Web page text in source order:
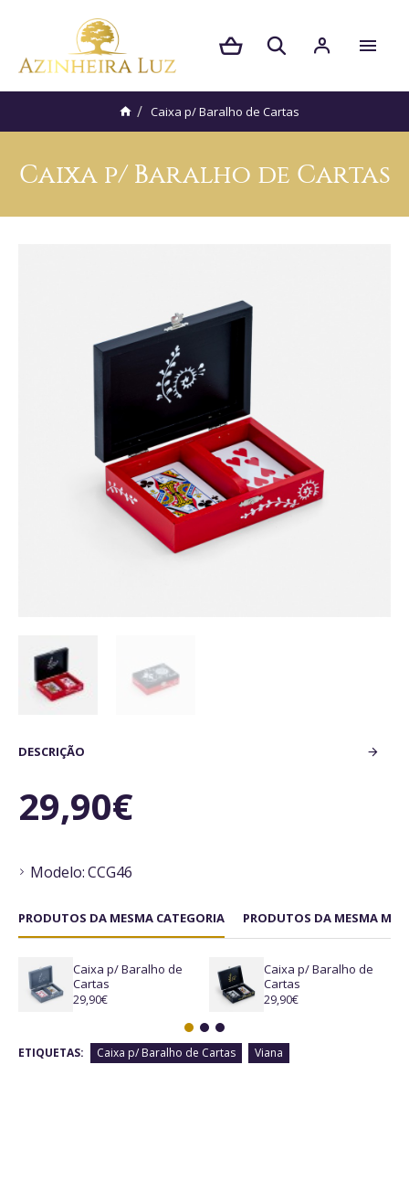
Caixa p/ Baralho de Cartas
Caixa p/ Baralho de Cartas
DESCRIÇÃO
Modelo:CCG46
29,90€
PRODUTOS DA MESMA CATEGORIA PRODUTOS DA MESMA
Caixa p/ Baralho de
Cartas
29,90€
Caixa p/ Baralho de
Cartas
29,90€
ETIQUETAS: Caixa p/ Baralho de Cartas Viana